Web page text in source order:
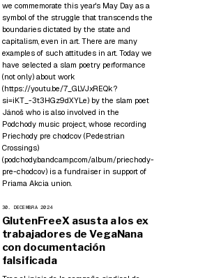
we commemorate this year's May Day as a
symbol of the struggle that transcends the
boundaries dictated by the state and
capitalism, even in art. There are many
examples of such attitudes in art. Today we
have selected a slam poetry performance
(not only) about work
(https://youtu.be/7_GLVJxREQk?
si=iKT_-3t3HGz9dXYLe) by the slam poet
Jánoš who is also involved in the
Podchody music project, whose recording
Priechody pre chodcov (Pedestrian
Crossings)
(podchody.bandcamp.com/album/priechody-
pre-chodcov) is a fundraiser in support of
Priama Akcia union.
30. DECEMBRA 2024
GlutenFreeX asusta a los ex
trabajadores de VegaNana
con documentación
falsificada